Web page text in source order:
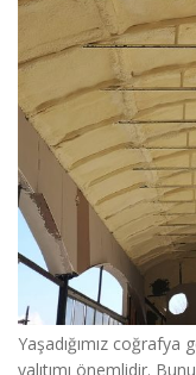
Yaşadığımız coğrafya
yalıtımı önemlidir.